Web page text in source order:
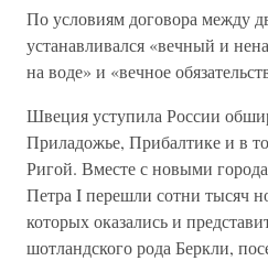
По условиям договора между
устанавливался «вечный и
на воде» и «вечное
Швеция уступила России
Приладожье, Прибалтике и в
Ригой. Вместе с новыми
Петра I перешли сотни тысяч
которых оказались и
шотландского рода Беркли,